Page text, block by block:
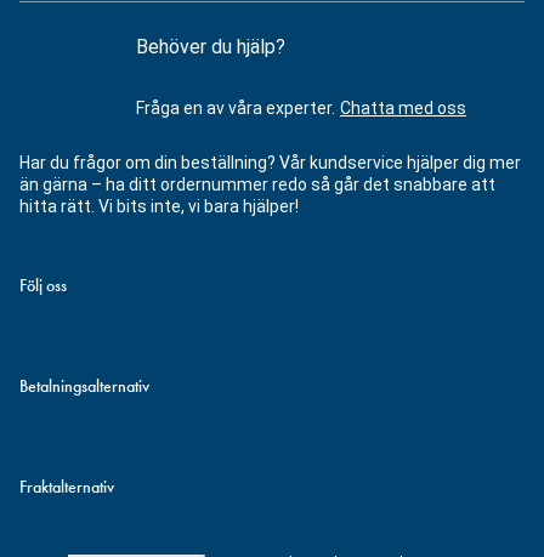
Behöver du hjälp?
Fråga en av våra experter. Chatta med oss
Har du frågor om din beställning? Vår kundservice hjälper dig mer
än gärna – ha ditt ordernummer redo så går det snabbare att
hitta rätt. Vi bits inte, vi bara hjälper!
Följ oss
Betalningsalternativ
Fraktalternativ